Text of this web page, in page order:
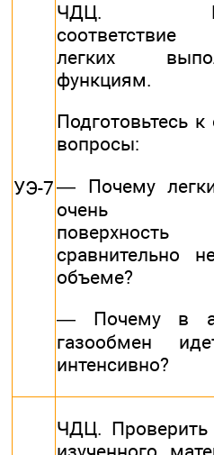
УЭ-7
ЧДЦ.
соответствие
легких
функциям.
Подготовьтесь к
вопросы:
— Почему
очень
сравнительно
объеме?
— Почему в
газообмен
интенсивно?
ЧДЦ. Проверить